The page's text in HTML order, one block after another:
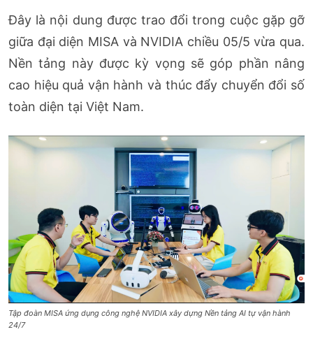
Đây là nội dung được trao đổi trong cuộc gặp gỡ
giữa đại diện MISA và NVIDIA chiều 05/5 vừa qua.
Nền tảng này được kỳ vọng sẽ góp phần nâng
cao hiệu quả vận hành và thúc đẩy chuyển đổi số
toàn diện tại Việt Nam.
Tập đoàn MISA ứng dụng công nghệ NVIDIA xây dựng Nền tảng AI tự vận hành
24/7